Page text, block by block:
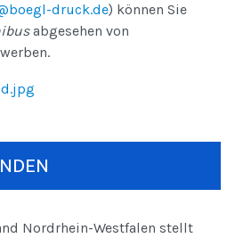
druck.de) können Sie
abgesehen von
Nordrhein-Westfalen stellt